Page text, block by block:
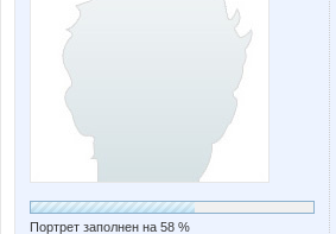
Портрет заполнен на 58 %